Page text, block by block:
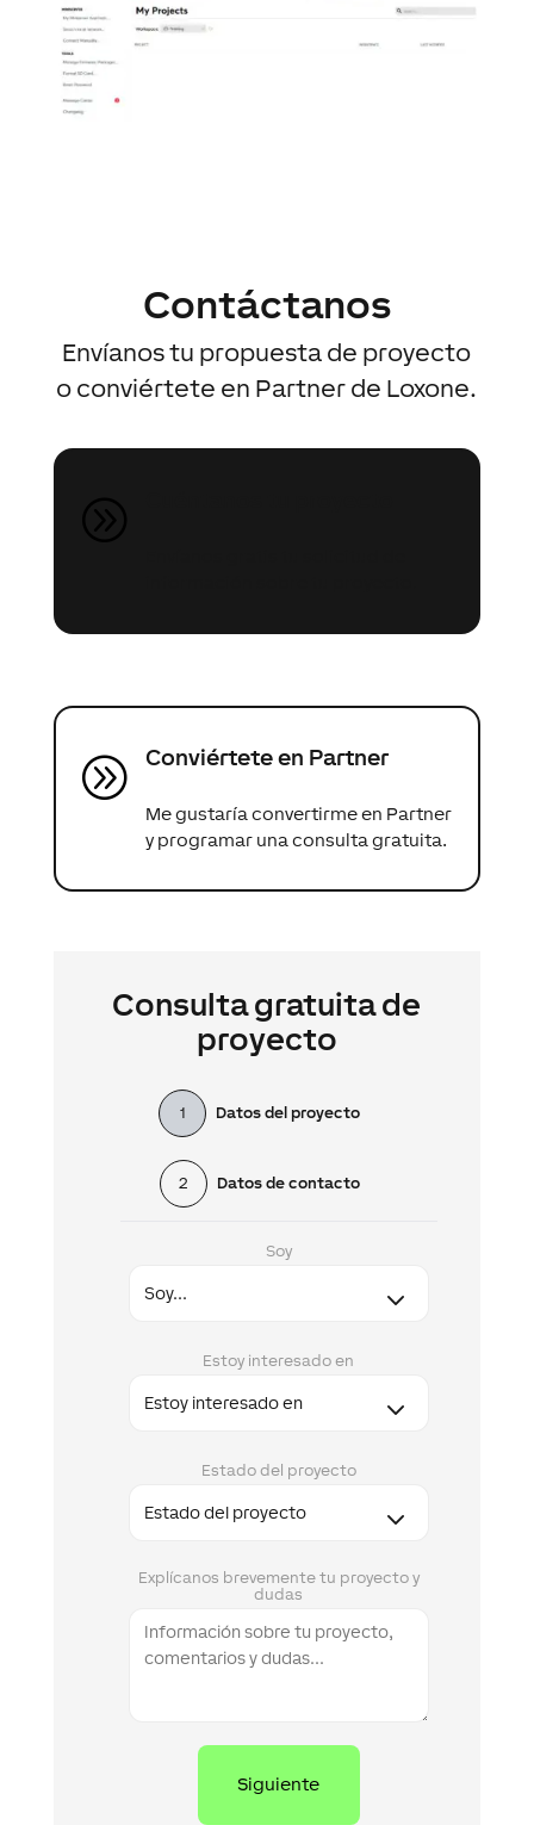
Contáctanos
Envíanos tu propuesta de proyecto
o conviértete en Partner de Loxone.
A Conviértete en Partner
Me gustaría convertirme en Partner
y programar una consulta gratuita.
Consulta gratuita de
proyecto
1 Datos del proyecto
2 Datos de contacto
Soy
Estoy interesado en
Estado del proyecto
Explícanos brevemente tu proyecto y
dudas